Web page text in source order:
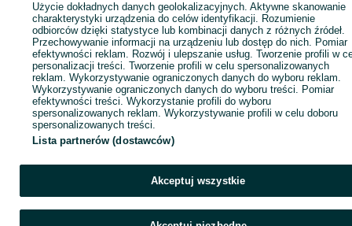
Użycie dokładnych danych geolokalizacyjnych. Aktywne skanowanie
charakterystyki urządzenia do celów identyfikacji. Rozumienie
odbiorców dzięki statystyce lub kombinacji danych z różnych źródeł.
Przechowywanie informacji na urządzeniu lub dostęp do nich. Pomiar
efektywności reklam. Rozwój i ulepszanie usług. Tworzenie profili w
personalizacji treści. Tworzenie profili w celu spersonalizowanych
reklam. Wykorzystywanie ograniczonych danych do wyboru reklam.
Wykorzystywanie ograniczonych danych do wyboru treści. Pomiar
efektywności treści. Wykorzystanie profili do wyboru
spersonalizowanych reklam. Wykorzystywanie profili w celu doboru
spersonalizowanych treści.
Lista partnerów (dostawców)
Akceptuj wszystkie